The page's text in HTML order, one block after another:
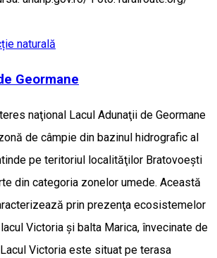
naturală
Geormane
naţional Lacul Adunaţii de Geormane
de câmpie din bazinul hidrografic al
pe teritoriul localităţilor Bratovoeşti
din categoria zonelor umede. Această
prin prezenţa ecosistemelor
Victoria şi balta Marica, învecinate de
Victoria este situat pe terasa